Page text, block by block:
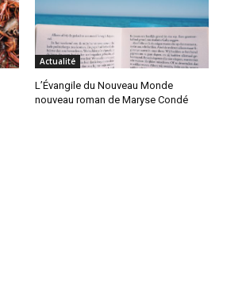
Actualité
L’Évangile du Nouveau Monde
nouveau roman de Maryse Condé